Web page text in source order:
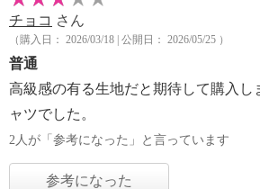
チョコ さん
（購入日： 2026/03/18 | 公開日： 2026/05/25 ）
普通
高級感の有る生地だと期待して購入し
ャツでした。
2人が「参考になった」と言っています
参考になった